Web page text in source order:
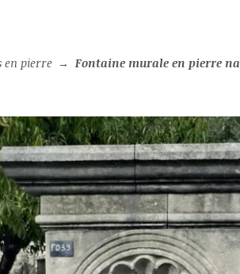
en pierre → Fontaine murale en pierre naturelle : Donné